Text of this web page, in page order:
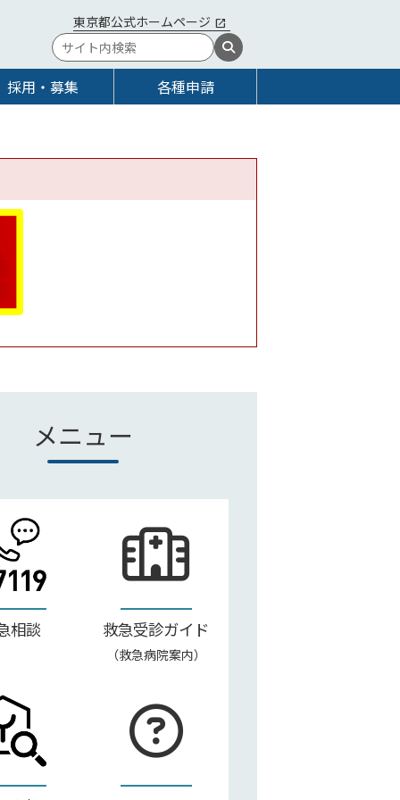
東京都公式ホームページ
採用・募集 各種申請
メニュー
相談 救急受診ガイド
（救急病院案内）